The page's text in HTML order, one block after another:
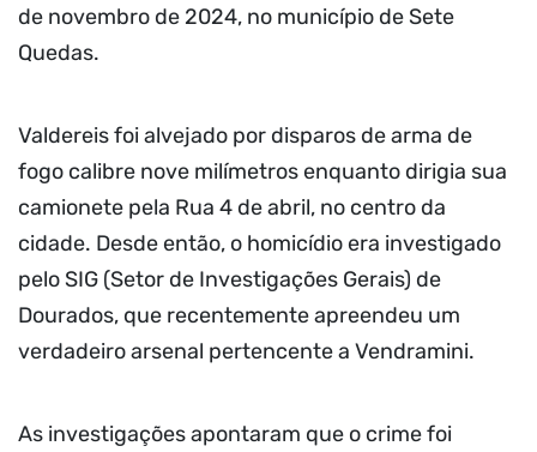
de novembro de 2024, no município de Sete
Quedas.
Valdereis foi alvejado por disparos de arma de
fogo calibre nove milímetros enquanto dirigia sua
camionete pela Rua 4 de abril, no centro da
cidade. Desde então, o homicídio era investigado
pelo SIG (Setor de Investigações Gerais) de
Dourados, que recentemente apreendeu um
verdadeiro arsenal pertencente a Vendramini.
As investigações apontaram que o crime foi